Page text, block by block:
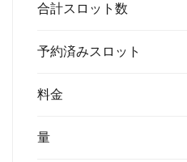
合計スロット数
予約済みスロット
料金
量